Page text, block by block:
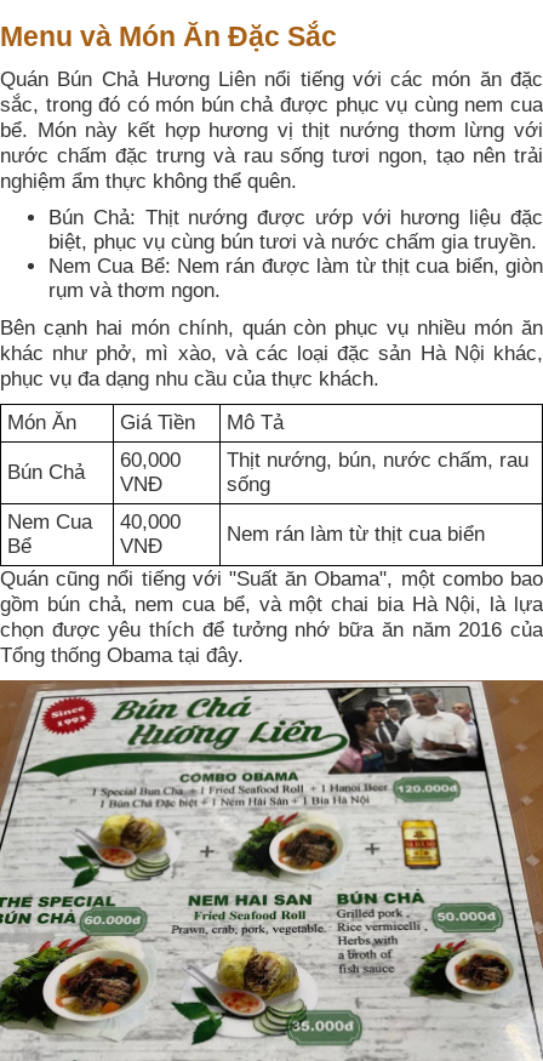
Menu và Món Ăn Đặc Sắc
Quán Bún Chả Hương Liên nổi tiếng với các món ăn đặc
sắc, trong đó có món bún chả được phục vụ cùng nem cua
bể. Món này kết hợp hương vị thịt nướng thơm lừng với
nước chấm đặc trưng và rau sống tươi ngon, tạo nên trải
nghiệm ẩm thực không thể quên.
Bún Chả: Thịt nướng được ướp với hương liệu đặc
biệt, phục vụ cùng bún tươi và nước chấm gia truyền.
Nem Cua Bể: Nem rán được làm từ thịt cua biển, giòn
rụm và thơm ngon.
Bên cạnh hai món chính, quán còn phục vụ nhiều món ăn
khác như phở, mì xào, và các loại đặc sản Hà Nội khác,
phục vụ đa dạng nhu cầu của thực khách.
Món Ăn
Giá Tiền Mô Tả
Bún Chả
60,000
VNĐ
Thịt nướng, bún, nước chấm, rau
sống
Nem Cua
Bể
40,000
VNĐ
Nem rán làm từ thịt cua biển
Quán cũng nổi tiếng với "Suất ăn Obama", một combo bao
gồm bún chả, nem cua bể, và một chai bia Hà Nội, là lựa
chọn được yêu thích để tưởng nhớ bữa ăn năm 2016 của
Tổng thống Obama tại đây.